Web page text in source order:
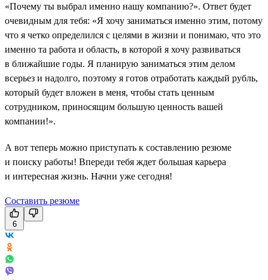
«Почему ты выбрал именно нашу компанию?». Ответ будет
очевидным для тебя: «Я хочу заниматься именно этим, потому
что я четко определился с целями в жизни и понимаю, что это
именно та работа и область, в которой я хочу развиваться
в ближайшие годы. Я планирую заниматься этим делом
всерьез и надолго, поэтому я готов отработать каждый рубль,
который будет вложен в меня, чтобы стать ценным
сотрудником, приносящим большую ценность вашей
компании!».
А вот теперь можно приступать к составлению резюме
и поиску работы! Впереди тебя ждет большая карьера
и интересная жизнь. Начни уже сегодня!
Составить резюме
6